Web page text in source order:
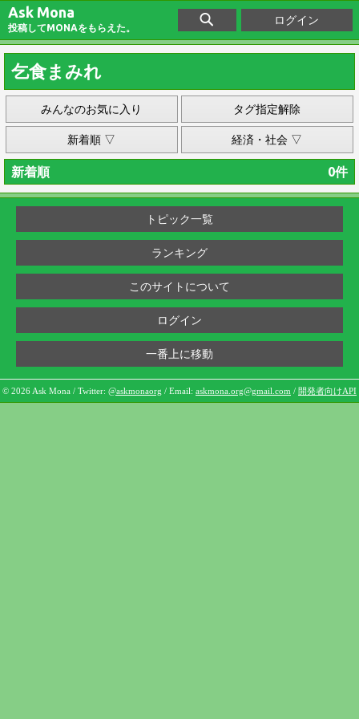
Ask Mona
投稿してMONAをもらえた。
ログイン
乞食まみれ
みんなのお気に入り タグ指定解除
新着順 ▽ 経済・社会 ▽
新着順 0件
トピック一覧
ランキング
このサイトについて
ログイン
一番上に移動
© 2026 Ask Mona / Twitter: @askmonaorg / Email: askmona.org@gmail.com / 開発者向けAPI